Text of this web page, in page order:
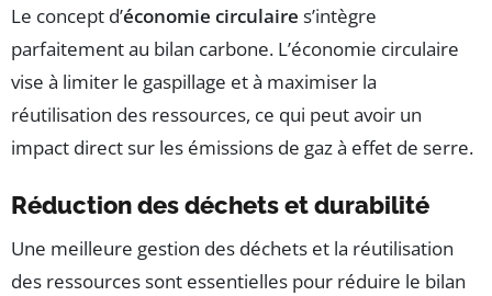
Le concept d’économie circulaire s’intègre
parfaitement au bilan carbone. L’économie circulaire
vise à limiter le gaspillage et à maximiser la
réutilisation des ressources, ce qui peut avoir un
impact direct sur les émissions de gaz à effet de serre.
Réduction des déchets et durabilité
Une meilleure gestion des déchets et la réutilisation
des ressources sont essentielles pour réduire le bilan